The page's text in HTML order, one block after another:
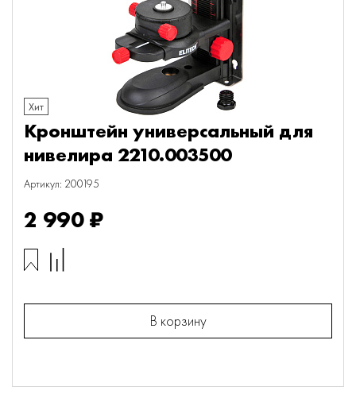
Хит
Кронштейн универсальный для
нивелира 2210.003500
Артикул: 200195
2 990 ₽
В корзину